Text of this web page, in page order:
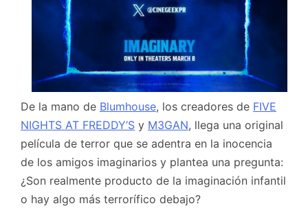
De la mano de Blumhouse, los creadores de FIVE
NIGHTS AT FREDDY’S y M3GAN, llega una original
película de terror que se adentra en la inocencia
de los amigos imaginarios y plantea una pregunta:
¿Son realmente producto de la imaginación infantil
o hay algo más terrorífico debajo?